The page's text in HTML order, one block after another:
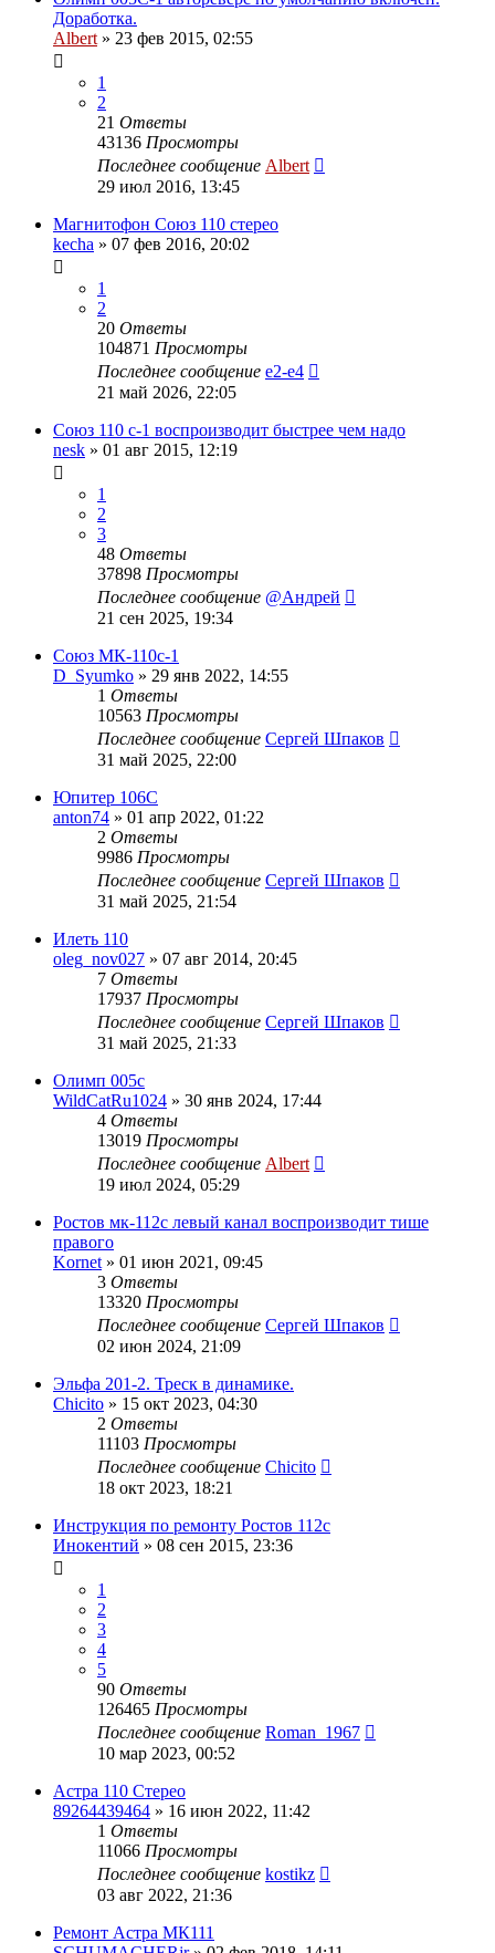
Доработка.
Albert » 23 фев 2015, 02:55
1
2
21 Ответы
43136 Просмотры
Последнее сообщение Albert
29 июл 2016, 13:45
Магнитофон Союз 110 стерео
kecha » 07 фев 2016, 20:02
1
2
20 Ответы
104871 Просмотры
Последнее сообщение e2-e4
21 май 2026, 22:05
Союз 110 с-1 воспроизводит быстрее чем надо
nesk » 01 авг 2015, 12:19
1
2
3
48 Ответы
37898 Просмотры
Последнее сообщение @Андрей
21 сен 2025, 19:34
Союз МК-110с-1
D_Syumko » 29 янв 2022, 14:55
1 Ответы
10563 Просмотры
Последнее сообщение Сергей Шпаков
31 май 2025, 22:00
Юпитер 106С
anton74 » 01 апр 2022, 01:22
2 Ответы
9986 Просмотры
Последнее сообщение Сергей Шпаков
31 май 2025, 21:54
Илеть 110
oleg_nov027 » 07 авг 2014, 20:45
7 Ответы
17937 Просмотры
Последнее сообщение Сергей Шпаков
31 май 2025, 21:33
Олимп 005с
WildCatRu1024 » 30 янв 2024, 17:44
4 Ответы
13019 Просмотры
Последнее сообщение Albert
19 июл 2024, 05:29
Ростов мк-112с левый канал воспроизводит тише
правого
Kornet » 01 июн 2021, 09:45
3 Ответы
13320 Просмотры
Последнее сообщение Сергей Шпаков
02 июн 2024, 21:09
Эльфа 201-2. Треск в динамике.
Chicito » 15 окт 2023, 04:30
2 Ответы
11103 Просмотры
Последнее сообщение Chicito
18 окт 2023, 18:21
Инструкция по ремонту Ростов 112с
Инокентий » 08 сен 2015, 23:36
1
2
3
4
5
90 Ответы
126465 Просмотры
Последнее сообщение Roman_1967
10 мар 2023, 00:52
Астра 110 Стерео
89264439464 » 16 июн 2022, 11:42
1 Ответы
11066 Просмотры
Последнее сообщение kostikz
03 авг 2022, 21:36
Ремонт Астра МК111